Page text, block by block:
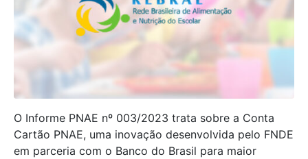
O Informe PNAE nº 003/2023 trata sobre a Conta
Cartão PNAE, uma inovação desenvolvida pelo FNDE
em parceria com o Banco do Brasil para maior